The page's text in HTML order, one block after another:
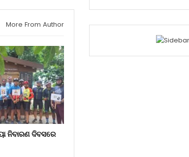
More From Author
ନିବାରଣ ଦିବସରେ